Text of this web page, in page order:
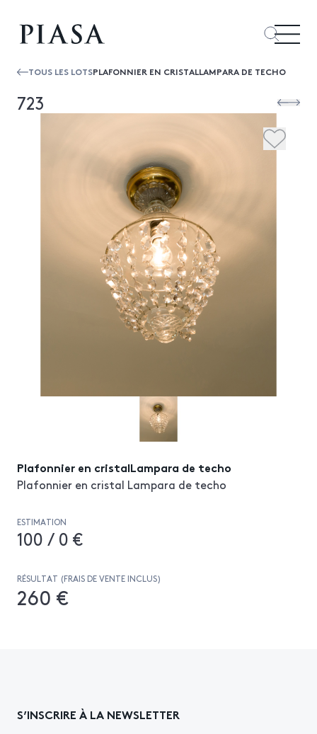
TOUS LES LOTSPLAFONNIER EN CRISTALLAMPARA DE TECHO
723
Plafonnier en cristalLampara de techo
Plafonnier en cristal Lampara de techo
ESTIMATION
100 / 0 €
RÉSULTAT (FRAIS DE VENTE INCLUS)
260 €
S’INSCRIRE À LA NEWSLETTER